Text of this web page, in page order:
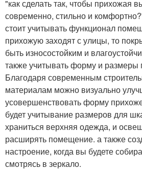
"как сделать так, чтобы прихожая
современно, стильно и
стоит учитывать функционал
прихожую заходят с улицы, то
быть износостойким и
также учитывать форму и
Благодаря современным
материалам можно визуально
усовершенствовать форму
будет учитывание размеров для
храниться верхняя одежда, и
расширять помещение. а также
настроение, когда вы будете
смотрясь в зеркало.